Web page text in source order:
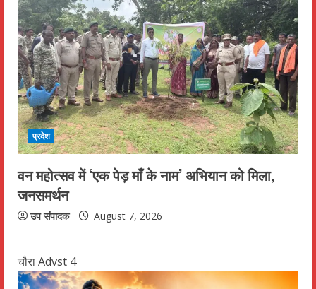
प्रदेश
वन महोत्सव में ‘एक पेड़ माँ के नाम’ अभियान को मिला,
जनसमर्थन
उप संपादक August 7, 2026
चौरा Advst 4